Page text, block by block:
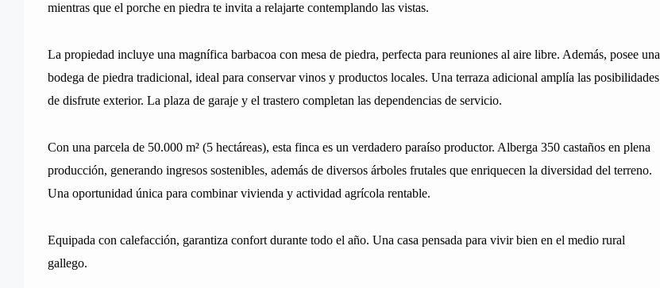
mientras que el porche en piedra te invita a relajarte contemplando las vistas.
La propiedad incluye una magnífica barbacoa con mesa de piedra, perfecta para reuniones al aire libre. Además, posee una
bodega de piedra tradicional, ideal para conservar vinos y productos locales. Una terraza adicional amplía las posibilidades
de disfrute exterior. La plaza de garaje y el trastero completan las dependencias de servicio.
Con una parcela de 50.000 m² (5 hectáreas), esta finca es un verdadero paraíso productor. Alberga 350 castaños en plena
producción, generando ingresos sostenibles, además de diversos árboles frutales que enriquecen la diversidad del terreno.
Una oportunidad única para combinar vivienda y actividad agrícola rentable.
Equipada con calefacción, garantiza confort durante todo el año. Una casa pensada para vivir bien en el medio rural
gallego.